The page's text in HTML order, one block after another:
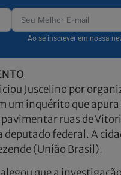
Ao se inscrever em nossa
Juscelino por
um inquérito que
ruas de
deputado federal. A
(União Brasil).